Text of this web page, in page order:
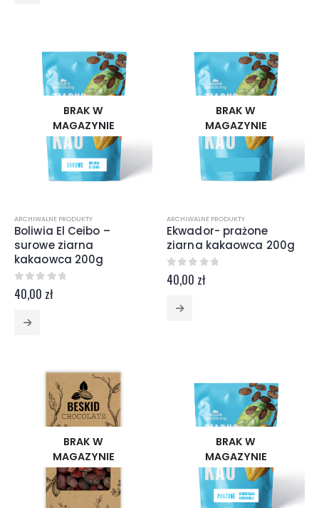
BRAK W
MAGAZYNIE
ARCHIWALNE PRODUKTY
Boliwia El Ceibo –
surowe ziarna
kakaowca 200g
0z 5
40,00 zł
BRAK W
MAGAZYNIE
ARCHIWALNE PRODUKTY
Ekwador- prażone
ziarna kakaowca 200g
0z 5
40,00 zł
BRAK W
MAGAZYNIE
BRAK W
MAGAZYNIE